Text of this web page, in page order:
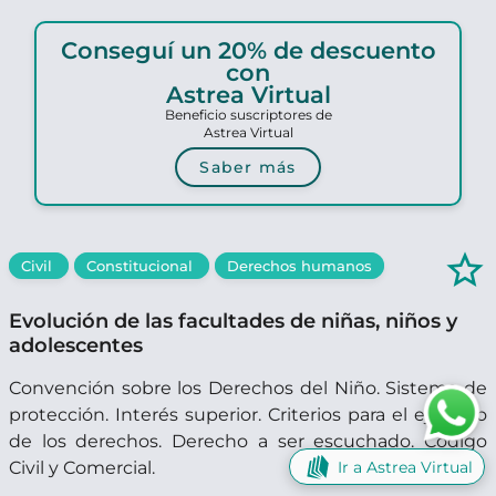
Conseguí un 20% de descuento
con
Astrea Virtual
Beneficio suscriptores de
Astrea Virtual
Saber más
Civil Constitucional Derechos humanos star_border
Evolución de las facultades de niñas, niños y
adolescentes
Convención sobre los Derechos del Niño. Sistema de
protección. Interés superior. Criterios para el ejercicio
de los derechos. Derecho a ser escuchado. Código
Civil y Comercial.
Ir a Astrea Virtual